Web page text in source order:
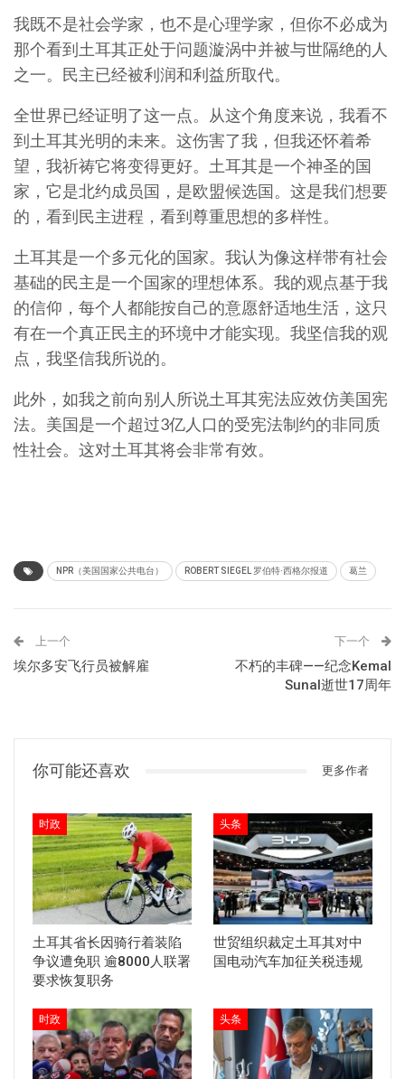
我既不是社会学家，也不是心理学家，但你不必成为
那个看到土耳其正处于问题漩涡中并被与世隔绝的人
之一。民主已经被利润和利益所取代。
全世界已经证明了这一点。从这个角度来说，我看不
到土耳其光明的未来。这伤害了我，但我还怀着希
望，我祈祷它将变得更好。土耳其是一个神圣的国
家，它是北约成员国，是欧盟候选国。这是我们想要
的，看到民主进程，看到尊重思想的多样性。
土耳其是一个多元化的国家。我认为像这样带有社会
基础的民主是一个国家的理想体系。我的观点基于我
的信仰，每个人都能按自己的意愿舒适地生活，这只
有在一个真正民主的环境中才能实现。我坚信我的观
点，我坚信我所说的。
此外，如我之前向别人所说土耳其宪法应效仿美国宪
法。美国是一个超过3亿人口的受宪法制约的非同质
性社会。这对土耳其将会非常有效。
NPR（美国国家公共电台） ROBERT SIEGEL 罗伯特·西格尔报道 葛兰
上一个
埃尔多安飞行员被解雇
下一个
不朽的丰碑——纪念Kemal
Sunal逝世17周年
你可能还喜欢 更多作者
时政
土耳其省长因骑行着装陷
争议遭免职 逾8000人联署
要求恢复职务
头条
世贸组织裁定土耳其对中
国电动汽车加征关税违规
时政 头条